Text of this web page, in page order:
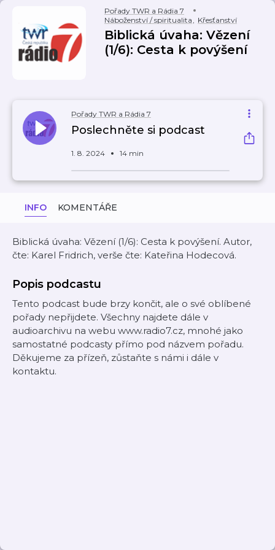
Pořady TWR a Rádia 7
Náboženství / spiritualita, Křesťanství
Biblická úvaha: Vězení
(1/6): Cesta k povýšení
Pořady TWR a Rádia 7
Poslechněte si podcast
1. 8. 2024 14 min
INFO KOMENTÁŘE
Biblická úvaha: Vězení (1/6): Cesta k povýšení. Autor,
čte: Karel Fridrich, verše čte: Kateřina Hodecová.
Popis podcastu
Tento podcast bude brzy končit, ale o své oblíbené
pořady nepřijdete. Všechny najdete dále v
audioarchivu na webu www.radio7.cz, mnohé jako
samostatné podcasty přímo pod názvem pořadu.
Děkujeme za přízeň, zůstaňte s námi i dále v
kontaktu.